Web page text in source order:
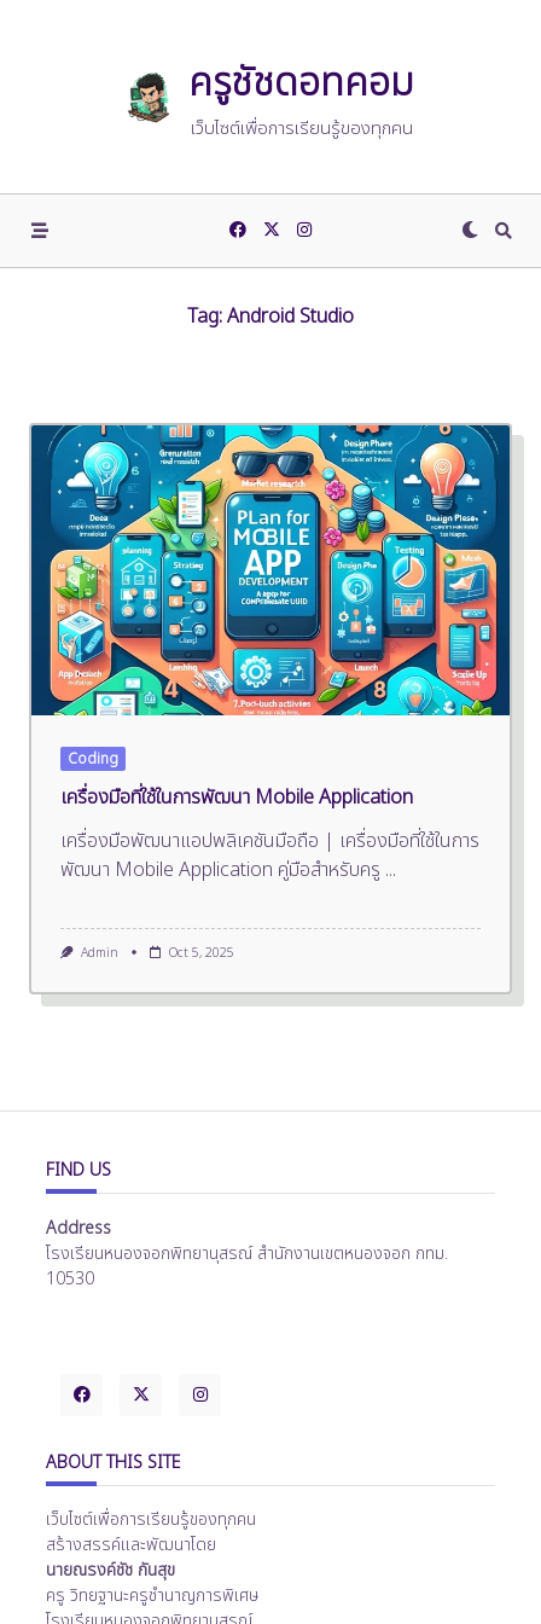
ครูชัชดอทคอม
เว็บไซต์เพื่อการเรียนรู้ของทุกคน
Tag:Android Studio
Coding
เครื่องมือที่ใช้ในการพัฒนา Mobile Application
เครื่องมือพัฒนาแอปพลิเคชันมือถือ | เครื่องมือที่ใช้ในการ
พัฒนา Mobile Application คู่มือสำหรับครู ...
Admin Oct 5, 2025
FIND US
Address
โรงเรียนหนองจอกพิทยานุสรณ์ สำนักงานเขตหนองจอก กทม.
10530
ABOUT THIS SITE
เว็บไซต์เพื่อการเรียนรู้ของทุกคน
สร้างสรรค์และพัฒนาโดย
นายณรงค์ชัช กันสุข
ครู วิทยฐานะครูชำนาญการพิเศษ